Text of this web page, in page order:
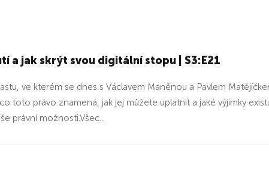
a jak skrýt svou digitální stopu | S3:E21
ve kterém se dnes s Václavem Maněnou a Pavlem
toto právo znamená, jak jej můžete uplatnit a jaké výjimky
právní možnosti.Všec...